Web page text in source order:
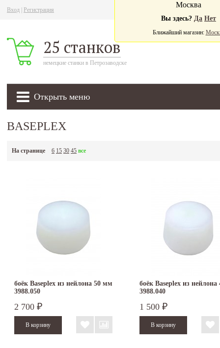
Вход Регистрация
25 станков
немецкие станки в Петрозаводске
Открыть меню
Москва
Вы здесь? Да Нет
Ближайший магазин:
BASEPLEX
На странице 6 15 30 45 все
боёк Baseplex из нейлона 50 мм
3988.050
2 700 ₽
боёк Baseplex из
3988.040
1 500 ₽